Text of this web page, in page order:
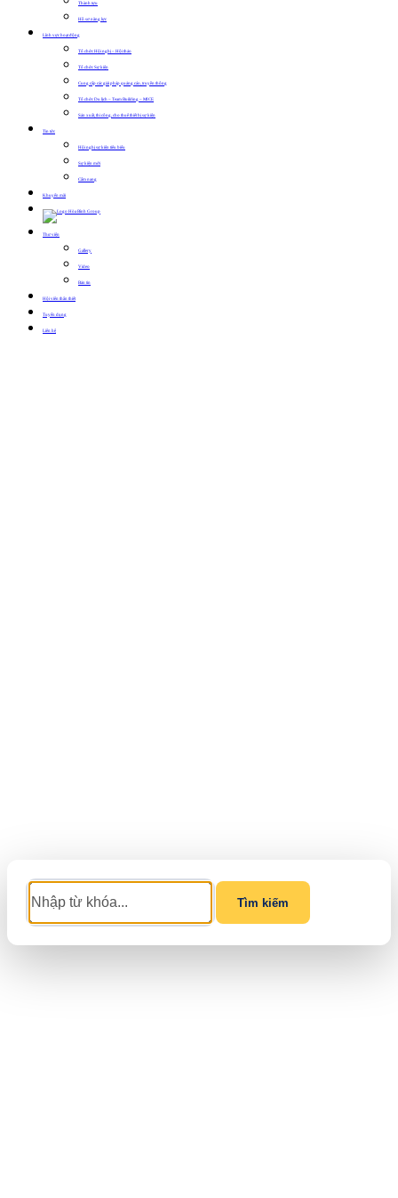
Thành tựu
Hồ sơ năng lực
Lĩnh vực hoạt động
Tổ chức Hội nghị – Hội thảo
Tổ chức Sự kiện
Cung cấp các giải pháp quảng cáo, truyền thông
Tổ chức Du lịch – Team Building – MICE
Sản xuất, thi công, cho thuê thiết bị sự kiện
Tin tức
Hội nghị sự kiện tiêu biểu
Sự kiện mới
Cẩm nang
Khuyến mãi
Thư viện
Gallery
Video
Bản tin
Hội viên thân thiết
Tuyển dụng
Liên hệ
Tìm kiếm